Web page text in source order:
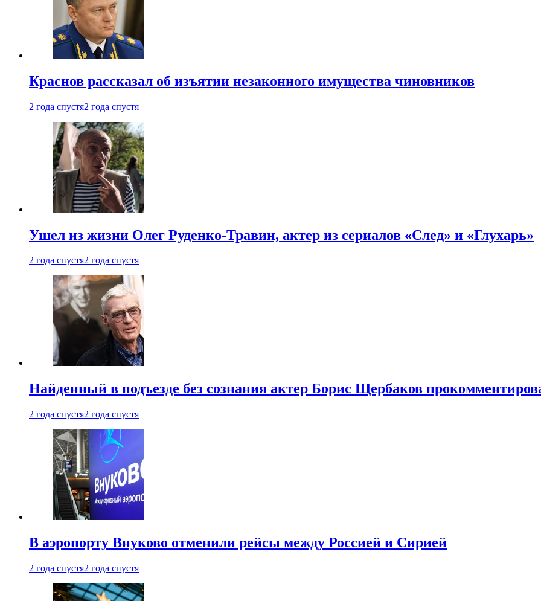
Краснов рассказал об изъятии незаконного имущества чиновников
2 года спустя2 года спустя
Ушел из жизни Олег Руденко-Травин, актер из сериалов «След» и «Глухарь»
2 года спустя2 года спустя
Найденный в подъезде без сознания актер Борис Щербаков
2 года спустя2 года спустя
В аэропорту Внуково отменили рейсы между Россией и Сирией
2 года спустя2 года спустя